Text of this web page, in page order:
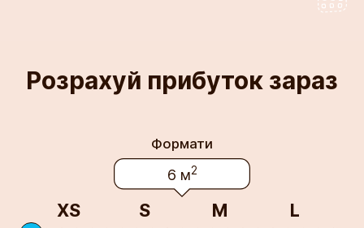
Розрахуй прибуток зараз
Формати
XS S М L
6 м2